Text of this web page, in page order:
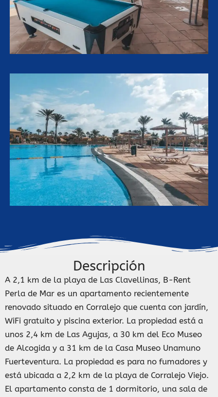
Descripción
A 2,1 km de la playa de Las Clavellinas, B-Rent
Perla de Mar es un apartamento recientemente
renovado situado en Corralejo que cuenta con jardín,
WiFi gratuito y piscina exterior. La propiedad está a
unos 2,4 km de Las Agujas, a 30 km del Eco Museo
de Alcogida y a 31 km de la Casa Museo Unamuno
Fuerteventura. La propiedad es para no fumadores y
está ubicada a 2,2 km de la playa de Corralejo Viejo.
El apartamento consta de 1 dormitorio, una sala de